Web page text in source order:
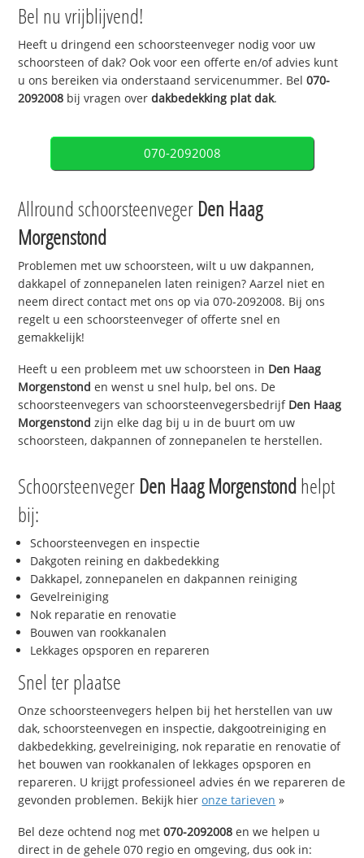
Bel nu vrijblijvend!
Heeft u dringend een schoorsteenveger nodig voor uw
schoorsteen of dak? Ook voor een offerte en/of advies kunt
u ons bereiken via onderstaand servicenummer. Bel070-
2092008 bij vragen overdakbedekking plat dak.
070-2092008
Allround schoorsteenveger Den Haag
Morgenstond
Problemen met uw schoorsteen, wilt u uw dakpannen,
dakkapel of zonnepanelen laten reinigen? Aarzel niet en
neem direct contact met ons op via 070-2092008. Bij ons
regelt u een schoorsteenveger of offerte snel en
gemakkelijk!
Heeft u een probleem met uw schoorsteen in Den Haag
Morgenstond en wenst u snel hulp, bel ons. De
schoorsteenvegers van schoorsteenvegersbedrijf Den Haag
Morgenstond zijn elke dag bij u in de buurt om uw
schoorsteen, dakpannen of zonnepanelen te herstellen.
Schoorsteenveger Den Haag Morgenstondhelpt
bij:
Schoorsteenvegen en inspectie
Dakgoten reining en dakbedekking
Dakkapel, zonnepanelen en dakpannen reiniging
Gevelreiniging
Nok reparatie en renovatie
Bouwen van rookkanalen
Lekkages opsporen en repareren
Snel ter plaatse
Onze schoorsteenvegers helpen bij het herstellen van uw
dak, schoorsteenvegen en inspectie, dakgootreiniging en
dakbedekking, gevelreiniging, nok reparatie en renovatie of
het bouwen van rookkanalen of lekkages opsporen en
repareren. U krijgt professioneel advies én we repareren de
gevonden problemen. Bekijk hieronze tarieven »
Bel deze ochtend nog met070-2092008 en we helpen u
direct in de gehele 070 regio en omgeving, dus ook in: